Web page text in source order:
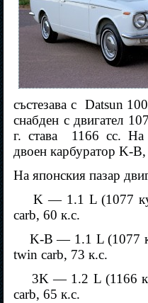
състезава с Datsun
снабден с двигател
г. става
1166 cc. На
двоен карбуратор K-
На японския пазар
K — 1.1 L (1077
carb, 60 к.с.
K-B — 1.1 L (1077
twin carb, 73 к.с.
3K — 1.2 L (1166
carb, 65 к.с.